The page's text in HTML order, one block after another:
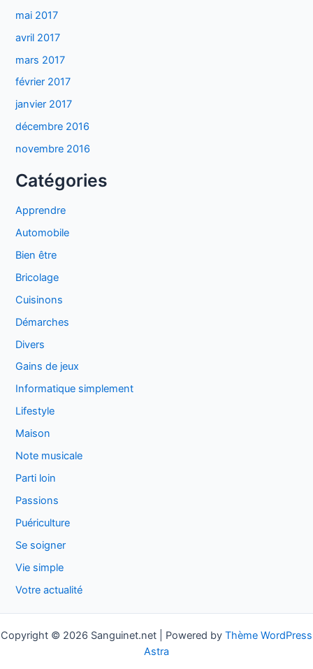
mai 2017
avril 2017
mars 2017
février 2017
janvier 2017
décembre 2016
novembre 2016
Catégories
Apprendre
Automobile
Bien être
Bricolage
Cuisinons
Démarches
Divers
Gains de jeux
Informatique simplement
Lifestyle
Maison
Note musicale
Parti loin
Passions
Puériculture
Se soigner
Vie simple
Votre actualité
Copyright © 2026 Sanguinet.net | Powered by Thème WordPress
Astra